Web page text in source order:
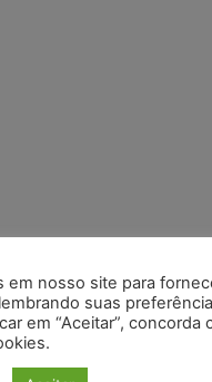
em nosso site para
suas
em “Aceitar”, concorda